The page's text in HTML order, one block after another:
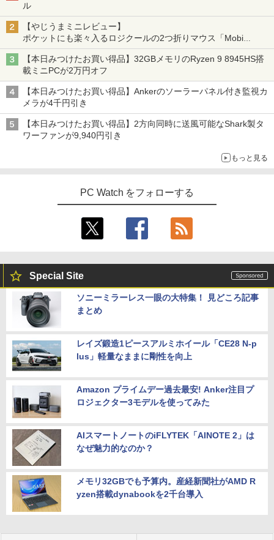
ル
【やじうまミニレビュー】
ポケットにも楽々入るロジクールの2つ折りマウス「Mobi
Fold」。その気になるギミックとは？
【本日みつけたお買い得品】32GBメモリのRyzen 9 8945HS搭
載ミニPCが2万円オフ
【本日みつけたお買い得品】Ankerのソーラーパネル付き監視カ
メラが4千円引き
【本日みつけたお買い得品】2方向同時に送風可能なShark製タ
ワーファンが9,940円引き
もっと見る
PC Watch をフォローする
Special Site
ソニーミラーレス一眼の大特集！ 見どころ記事
まとめ
レイズ鍛造1ピースアルミホイール「CE28 N-p
lus」軽量なままに剛性を向上
Amazon プライムデー過去最安! Anker注目プ
ロジェクター3モデルを使ってみた
AIスマートノートのiFLYTEK「AINOTE 2」は
なぜ魅力的なのか？
メモリ32GBでも予算内。産経新聞社がAMD R
yzen搭載dynabookを2千台導入